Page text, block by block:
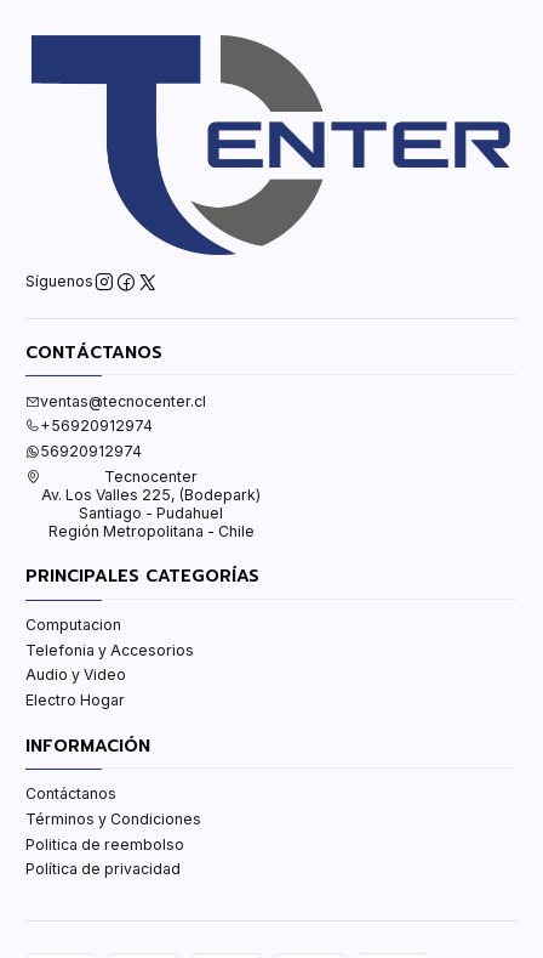
Síguenos
CONTÁCTANOS
ventas@tecnocenter.cl
+56920912974
56920912974
Tecnocenter
Av. Los Valles 225, (Bodepark)
Santiago - Pudahuel
Región Metropolitana - Chile
PRINCIPALES CATEGORÍAS
Computacion
Telefonia y Accesorios
Audio y Video
Electro Hogar
INFORMACIÓN
Contáctanos
Términos y Condiciones
Politica de reembolso
Política de privacidad